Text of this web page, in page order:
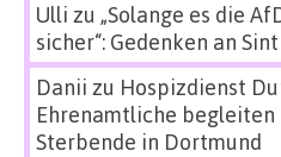
Ulli zu „Solange es die
sicher“: Gedenken an
Danii zu Hospizdienst
Ehrenamtliche
Sterbende in Dortmund